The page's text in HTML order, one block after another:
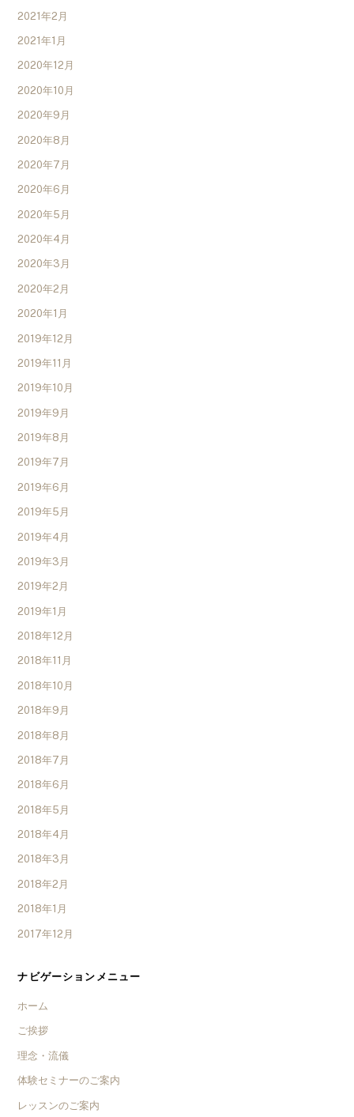
2021年2月
2021年1月
2020年12月
2020年10月
2020年9月
2020年8月
2020年7月
2020年6月
2020年5月
2020年4月
2020年3月
2020年2月
2020年1月
2019年12月
2019年11月
2019年10月
2019年9月
2019年8月
2019年7月
2019年6月
2019年5月
2019年4月
2019年3月
2019年2月
2019年1月
2018年12月
2018年11月
2018年10月
2018年9月
2018年8月
2018年7月
2018年6月
2018年5月
2018年4月
2018年3月
2018年2月
2018年1月
2017年12月
ナビゲーションメニュー
ホーム
ご挨拶
理念・流儀
体験セミナーのご案内
レッスンのご案内